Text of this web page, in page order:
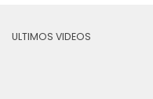
ULTIMOS VIDEOS